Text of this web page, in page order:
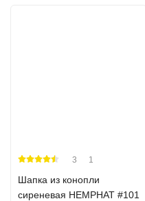
3 1
Шапка из конопли
сиреневая HEMPHAT #101